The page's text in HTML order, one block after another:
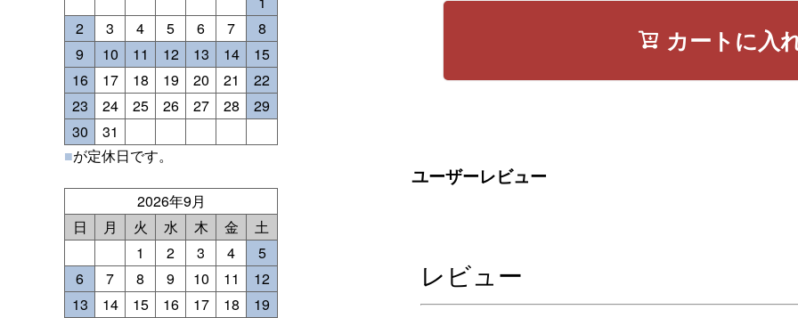
2
3 4 5 6 7
8
9
10 11 12 13 14
15
16
17 18 19 20 21
22
23
24 25 26 27 28
29
30
31
■が定休日です。
2026年9月
日
月 火 水 木 金
土
1
2 3 4
5
6
7 8 9 10 11
12
13
14 15 16 17 18 19
カートに入
ユーザーレビュー
レビュー